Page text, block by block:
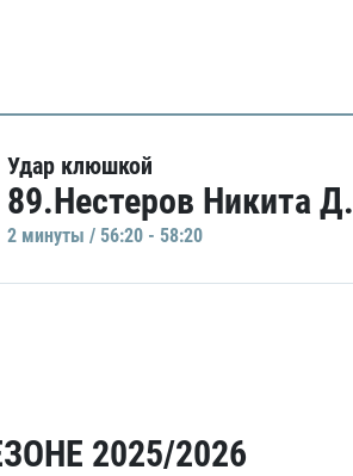
Удар клюшкой
89.Нестеров Никита Д.
2 минуты / 56:20 - 58:20
2025/2026